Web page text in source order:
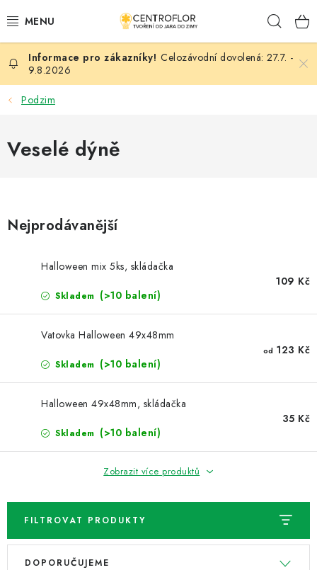
na
SEZÓNNÍ TVOŘENÍ
DŘEVĚNÉ VÝROBKY
NOVINKY
Dopravné
O nás - kdo jsme?
Podmínky ochrany osobních údajů
Celozávodní dovolená: 27.7. -
9.8.2026
Podzim
Veselé dýně
Nejprodávanější
Halloween mix 5ks, skládačka
Skladem (>10 balení)
109 Kč
Vatovka Halloween 49x48mm
Skladem (>10 balení)
od 123 Kč
Halloween 49x48mm, skládačka
Skladem (>10 balení)
35 Kč
Zobrazit více produktů
FILTROVAT PRODUKTY
V
Ř
DOPORUČUJEME